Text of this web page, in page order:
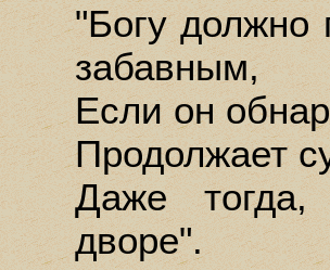
"Богу должно
забавным,
Если он
Продолжает
Даже
дворе".